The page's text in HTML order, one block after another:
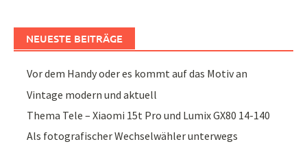
NEUESTE BEITRÄGE
Vor dem Handy oder es kommt auf das Motiv an
Vintage modern und aktuell
Thema Tele – Xiaomi 15t Pro und Lumix GX80 14-140
Als fotografischer Wechselwähler unterwegs